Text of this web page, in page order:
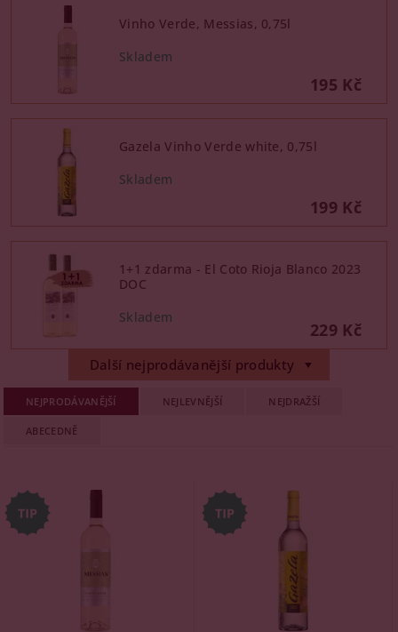
Vinho Verde, Messias, 0,75l
195 Kč
Gazela Vinho Verde white, 0,75l
199 Kč
1+1 zdarma - El Coto Rioja Blanco 2023
DOC
229 Kč
Další nejprodávanější produkty
NEJPRODÁVANĚJŠÍ NEJLEVNĚJŠÍ NEJDRAŽŠÍ
ABECEDNĚ